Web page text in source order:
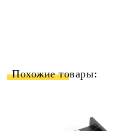
Похожие товары: